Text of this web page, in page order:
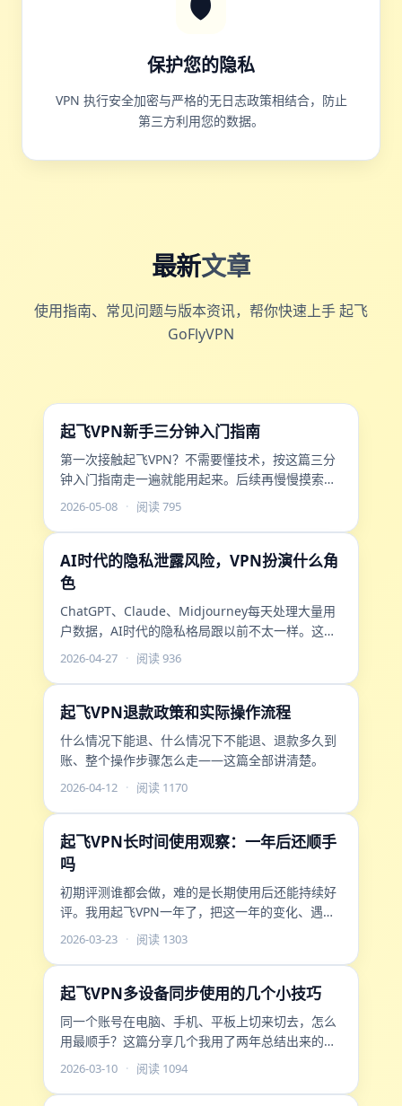
🛡️
保护您的隐私
VPN 执行安全加密与严格的无日志政策相结合，防止
第三方利用您的数据。
最新文章
使用指南、常见问题与版本资讯，帮你快速上手 起飞
GoFlyVPN
起飞VPN新手三分钟入门指南
第一次接触起飞VPN？不需要懂技术，按这篇三分
钟入门指南走一遍就能用起来。后续再慢慢摸索高
级功能。
2026-05-08 · 阅读 795
AI时代的隐私泄露风险，VPN扮演什么角
色
ChatGPT、Claude、Midjourney每天处理大量用
户数据，AI时代的隐私格局跟以前不太一样。这篇
聊聊新风险和应对思路。
2026-04-27 · 阅读 936
起飞VPN退款政策和实际操作流程
什么情况下能退、什么情况下不能退、退款多久到
账、整个操作步骤怎么走——这篇全部讲清楚。
2026-04-12 · 阅读 1170
起飞VPN长时间使用观察：一年后还顺手
吗
初期评测谁都会做，难的是长期使用后还能持续好
评。我用起飞VPN一年了，把这一年的变化、遇到
的问题、解决方式都写下来。
2026-03-23 · 阅读 1303
起飞VPN多设备同步使用的几个小技巧
同一个账号在电脑、手机、平板上切来切去，怎么
用最顺手？这篇分享几个我用了两年总结出来的多
端管理小技巧。
2026-03-10 · 阅读 1094